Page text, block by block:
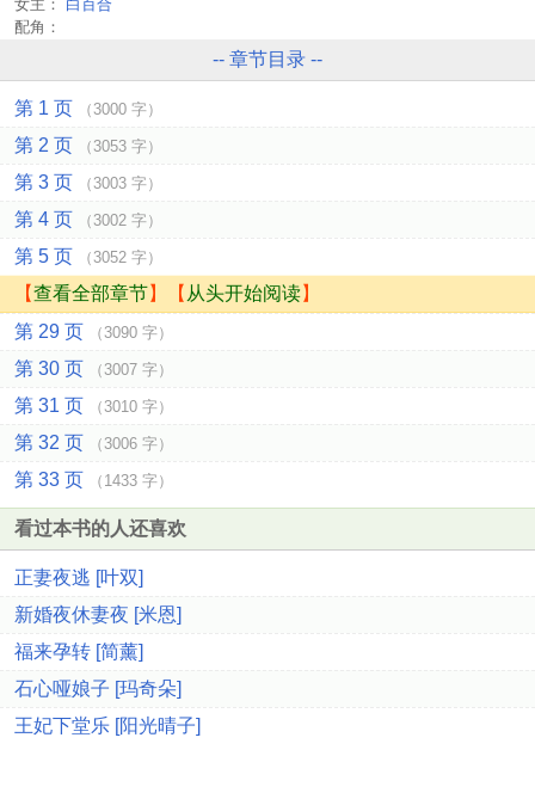
女主：
白百合
配角：
-- 章节目录 --
第 1 页 （3000 字）
第 2 页 （3053 字）
第 3 页 （3003 字）
第 4 页 （3002 字）
第 5 页 （3052 字）
【查看全部章节】【 从头开始阅读】
第 29 页
（3090 字）
第 30 页 （3007 字）
第 31 页 （3010 字）
第 32 页 （3006 字）
第 33 页 （1433 字）
看过本书的人还喜欢
正妻夜逃 [叶双]
新婚夜休妻夜 [米恩]
福来孕转 [简薰]
石心哑娘子 [玛奇朵]
王妃下堂乐 [阳光晴子]